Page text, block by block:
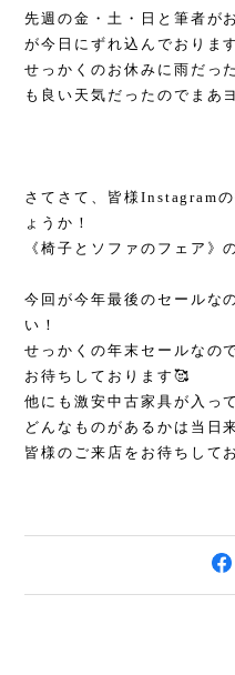
先週の金・土・日と筆者が
が今日にずれ込んでおりま
せっかくのお休みに雨だっ
も良い天気だったのでまあ
さてさて、皆様Instagram
ょうか！
《椅子とソファのフェア》
今回が今年最後のセールな
い！
せっかくの年末セールなの
お待ちしております🥰
他にも激安中古家具が入っ
どんなものがあるかは当日
皆様のご来店をお待ちして